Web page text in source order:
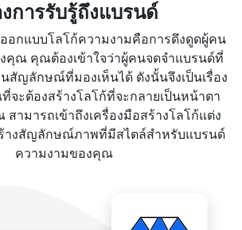
การรับรู้ถึงแบรนด์
อกแบบโลโก้ความงามคือการดึงดูดผู้คน
คุณ คุณต้องเข้าใจว่าผู้คนจดจำแบรนด์ที่
สัญลักษณ์ที่มองเห็นได้ ดังนั้นจึงเป็นเรื่อง
ะต้องสร้างโลโก้ที่จะกลายเป็นหน้าตา
ามารถเข้าถึงเครื่องมือสร้างโลโก้แต่ง
ร้างสัญลักษณ์ภาพที่มีสไตล์สำหรับแบรนด์
ความงามของคุณ